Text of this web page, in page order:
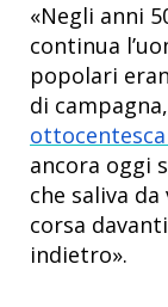
«Negli anni
continua
popolari
di
ancora oggi
che saliva
corsa
indietro».